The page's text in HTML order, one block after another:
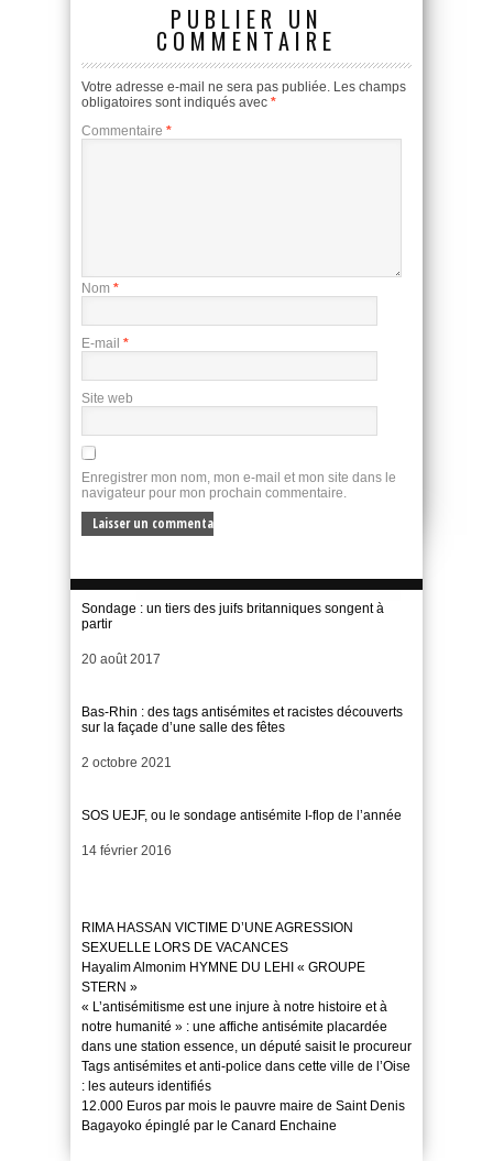
PUBLIER UN
COMMENTAIRE
Votre adresse e-mail ne sera pas publiée. Les champs
obligatoires sont indiqués avec *
Commentaire *
Nom *
E-mail *
Site web
Enregistrer mon nom, mon e-mail et mon site dans le
navigateur pour mon prochain commentaire.
Sondage : un tiers des juifs britanniques songent à
partir
Date
20 août 2017
Bas-Rhin : des tags antisémites et racistes découverts
sur la façade d’une salle des fêtes
Date
2 octobre 2021
SOS UEJF, ou le sondage antisémite I-flop de l’année
Date
14 février 2016
RIMA HASSAN VICTIME D’UNE AGRESSION
SEXUELLE LORS DE VACANCES
Hayalim Almonim HYMNE DU LEHI « GROUPE
STERN »
« L’antisémitisme est une injure à notre histoire et à
notre humanité » : une affiche antisémite placardée
dans une station essence, un député saisit le procureur
Tags antisémites et anti-police dans cette ville de l’Oise
: les auteurs identifiés
12.000 Euros par mois le pauvre maire de Saint Denis
Bagayoko épinglé par le Canard Enchaine